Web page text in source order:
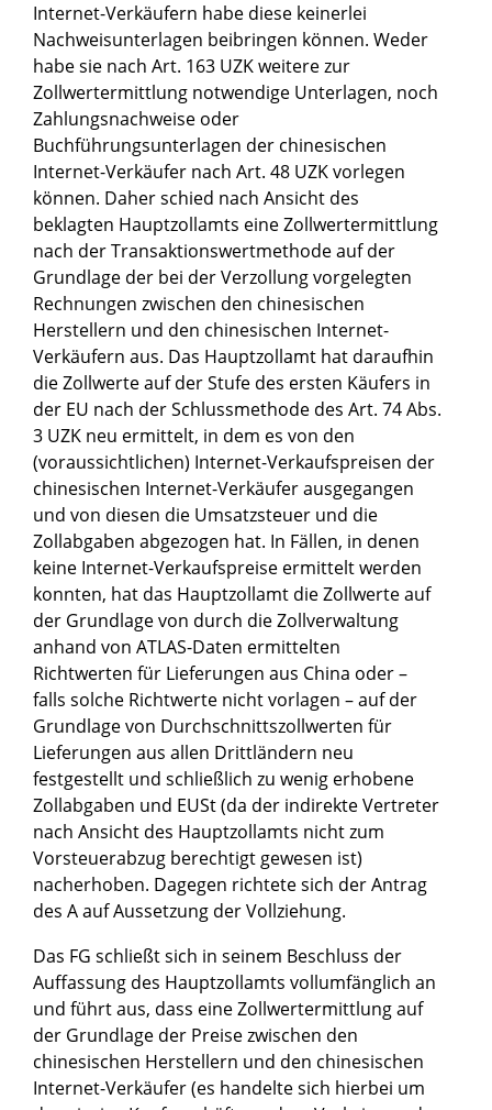
Internet-Verkäufern habe diese keinerlei
Nachweisunterlagen beibringen können. Weder
habe sie nach Art. 163 UZK weitere zur
Zollwertermittlung notwendige Unterlagen, noch
Zahlungsnachweise oder
Buchführungsunterlagen der chinesischen
Internet-Verkäufer nach Art. 48 UZK vorlegen
können. Daher schied nach Ansicht des
beklagten Hauptzollamts eine Zollwertermittlung
nach der Transaktionswertmethode auf der
Grundlage der bei der Verzollung vorgelegten
Rechnungen zwischen den chinesischen
Herstellern und den chinesischen Internet-
Verkäufern aus. Das Hauptzollamt hat daraufhin
die Zollwerte auf der Stufe des ersten Käufers in
der EU nach der Schlussmethode des Art. 74 Abs.
3 UZK neu ermittelt, in dem es von den
(voraussichtlichen) Internet-Verkaufspreisen der
chinesischen Internet-Verkäufer ausgegangen
und von diesen die Umsatzsteuer und die
Zollabgaben abgezogen hat. In Fällen, in denen
keine Internet-Verkaufspreise ermittelt werden
konnten, hat das Hauptzollamt die Zollwerte auf
der Grundlage von durch die Zollverwaltung
anhand von ATLAS-Daten ermittelten
Richtwerten für Lieferungen aus China oder –
falls solche Richtwerte nicht vorlagen – auf der
Grundlage von Durchschnittszollwerten für
Lieferungen aus allen Drittländern neu
festgestellt und schließlich zu wenig erhobene
Zollabgaben und EUSt (da der indirekte Vertreter
nach Ansicht des Hauptzollamts nicht zum
Vorsteuerabzug berechtigt gewesen ist)
nacherhoben. Dagegen richtete sich der Antrag
des A auf Aussetzung der Vollziehung.
Das FG schließt sich in seinem Beschluss der
Auffassung des Hauptzollamts vollumfänglich an
und führt aus, dass eine Zollwertermittlung auf
der Grundlage der Preise zwischen den
chinesischen Herstellern und den chinesischen
Internet-Verkäufer (es handelte sich hierbei um